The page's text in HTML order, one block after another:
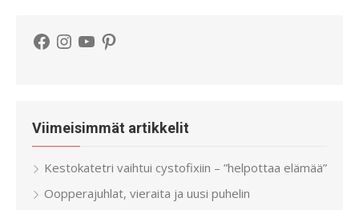
Facebook
Instagram
YouTubePinterest
Viimeisimmät artikkelit
Kestokatetri vaihtui cystofixiin – ”helpottaa elämää”
Oopperajuhlat, vieraita ja uusi puhelin